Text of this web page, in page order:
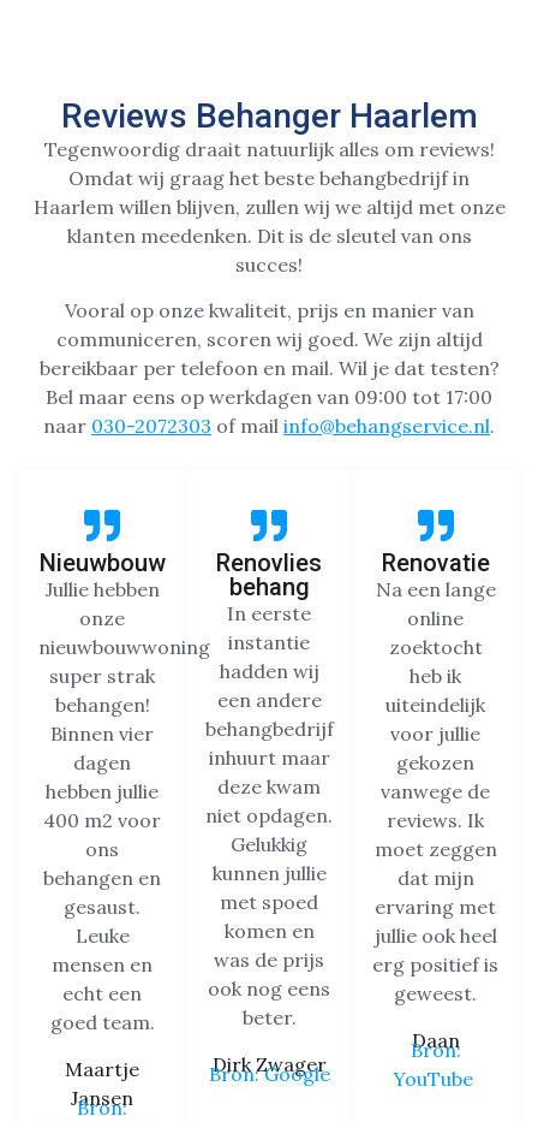
Reviews Behanger Haarlem
Tegenwoordig draait natuurlijk alles om reviews!
Omdat wij graag het beste behangbedrijf in
Haarlem willen blijven, zullen wij we altijd met onze
klanten meedenken. Dit is de sleutel van ons
succes!
Vooral op onze kwaliteit, prijs en manier van
communiceren, scoren wij goed. We zijn altijd
bereikbaar per telefoon en mail. Wil je dat testen?
Bel maar eens op werkdagen van 09:00 tot 17:00
naar 030-2072303 of mail info@behangservice.nl.
Nieuwbouw
Jullie hebben
onze
nieuwbouwwoning
super strak
behangen!
Binnen vier
dagen
hebben jullie
400 m2 voor
ons
behangen en
gesaust.
Leuke
mensen en
echt een
goed team.
Maartje
Jansen
Bron:
Renovlies
behang
In eerste
instantie
hadden wij
een andere
behangbedrijf
inhuurt maar
deze kwam
niet opdagen.
Gelukkig
kunnen jullie
met spoed
komen en
was de prijs
ook nog eens
beter.
Dirk Zwager
Bron: Google
Renovatie
Na een lange
online
zoektocht
heb ik
uiteindelijk
voor jullie
gekozen
vanwege de
reviews. Ik
moet zeggen
dat mijn
ervaring met
jullie ook heel
erg positief is
geweest.
Daan
Bron:
YouTube